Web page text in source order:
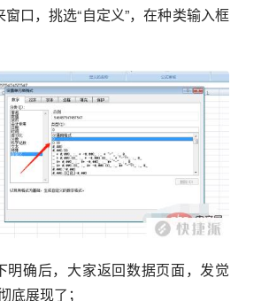
口，挑选“自定义”，在种类输入框
明确后，大家返回数据页面，发觉
底展现了；